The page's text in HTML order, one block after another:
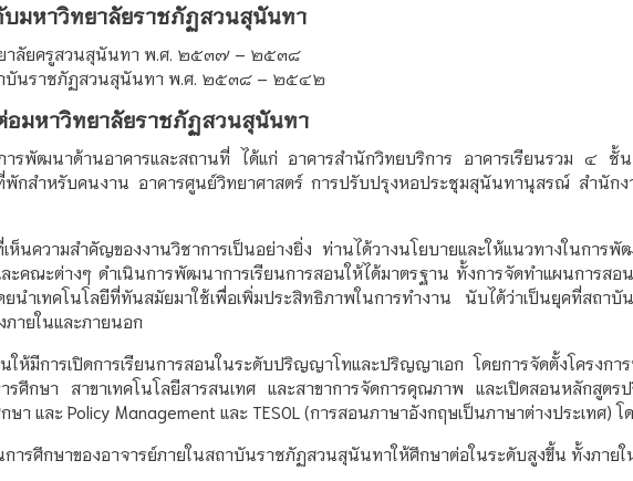
บมหาวิทยาลัยราชภัฏสวนสุนันทา
าลัยครูสวนสุนันทา พ.ศ. ๒๕๓๗ – ๒๕๓๘
บันราชภัฏสวนสุนันทา พ.ศ. ๒๕๓๘ – ๒๕๔๒
มหาวิทยาลัยราชภัฏสวนสุนันทา
ารพัฒนาด้านอาคารและสถานที่ ได้แก่ อาคารสำนักวิทยบริการ อาคารเรียนรวม ๔ ชั้น
พักสำหรับคนงาน อาคารศูนย์วิทยาศาสตร์ การปรับปรุงหอประชุมสุนันทานุสรณ์ สำนักงา
ห็นความสำคัญของงานวิชาการเป็นอย่างยิ่ง ท่านได้วางนโยบายและให้แนวทางในกา
ะคณะต่างๆ ดำเนินการพัฒนาการเรียนการสอนให้ได้มาตรฐาน ทั้งการจัดทำแผนการสอ
นำเทคโนโลยีที่ทันสมัยมาใช้เพื่อเพิ่มประสิทธิภาพในการทำงาน นับได้ว่าเป็นยุคที่สถ
ายในและภายนอก
ให้มีการเปิดการเรียนการสอนในระดับปริญญาโทและปริญญาเอก โดยการจัดตั้งโคร
ารศึกษา สาขาเทคโนโลยีสารสนเทศ และสาขาการจัดการคุณภาพ และเปิดสอนหลัก
ษา และ Policy Management และ TESOL (การสอนภาษาอังกฤษเป็นภาษาต่างประเทศ)
ารศึกษาของอาจารย์ภายในสถาบันราชภัฏสวนสุนันทาให้ศึกษาต่อในระดับสูงขึ้น ทั้งภายใ